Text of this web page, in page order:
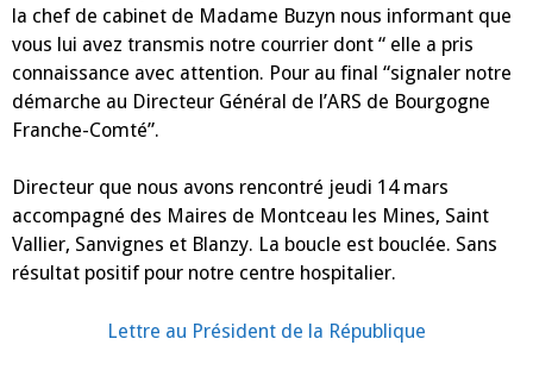
la chef de cabinet de Madame Buzyn nous informant que
vous lui avez transmis notre courrier dont “ elle a pris
connaissance avec attention. Pour au final “signaler notre
démarche au Directeur Général de l’ARS de Bourgogne
Franche-Comté”.
Directeur que nous avons rencontré jeudi 14 mars
accompagné des Maires de Montceau les Mines, Saint
Vallier, Sanvignes et Blanzy. La boucle est bouclée. Sans
résultat positif pour notre centre hospitalier.
Lettre au Président de la République